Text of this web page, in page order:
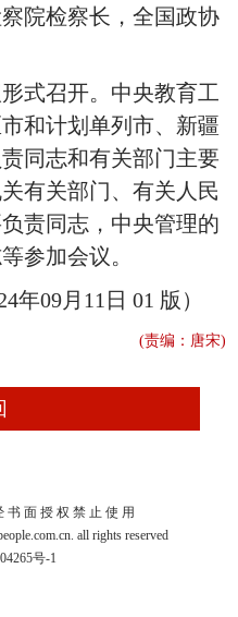
院检察长，全国政协
召开。中央教育工
和计划单列市、新疆
同志和有关部门主要
有关部门、有关人民
责同志，中央管理的
参加会议。
09月11日 01 版）
(责编：唐宋)
书 面 授 权 禁 止 使 用
all rights reserved
号-1